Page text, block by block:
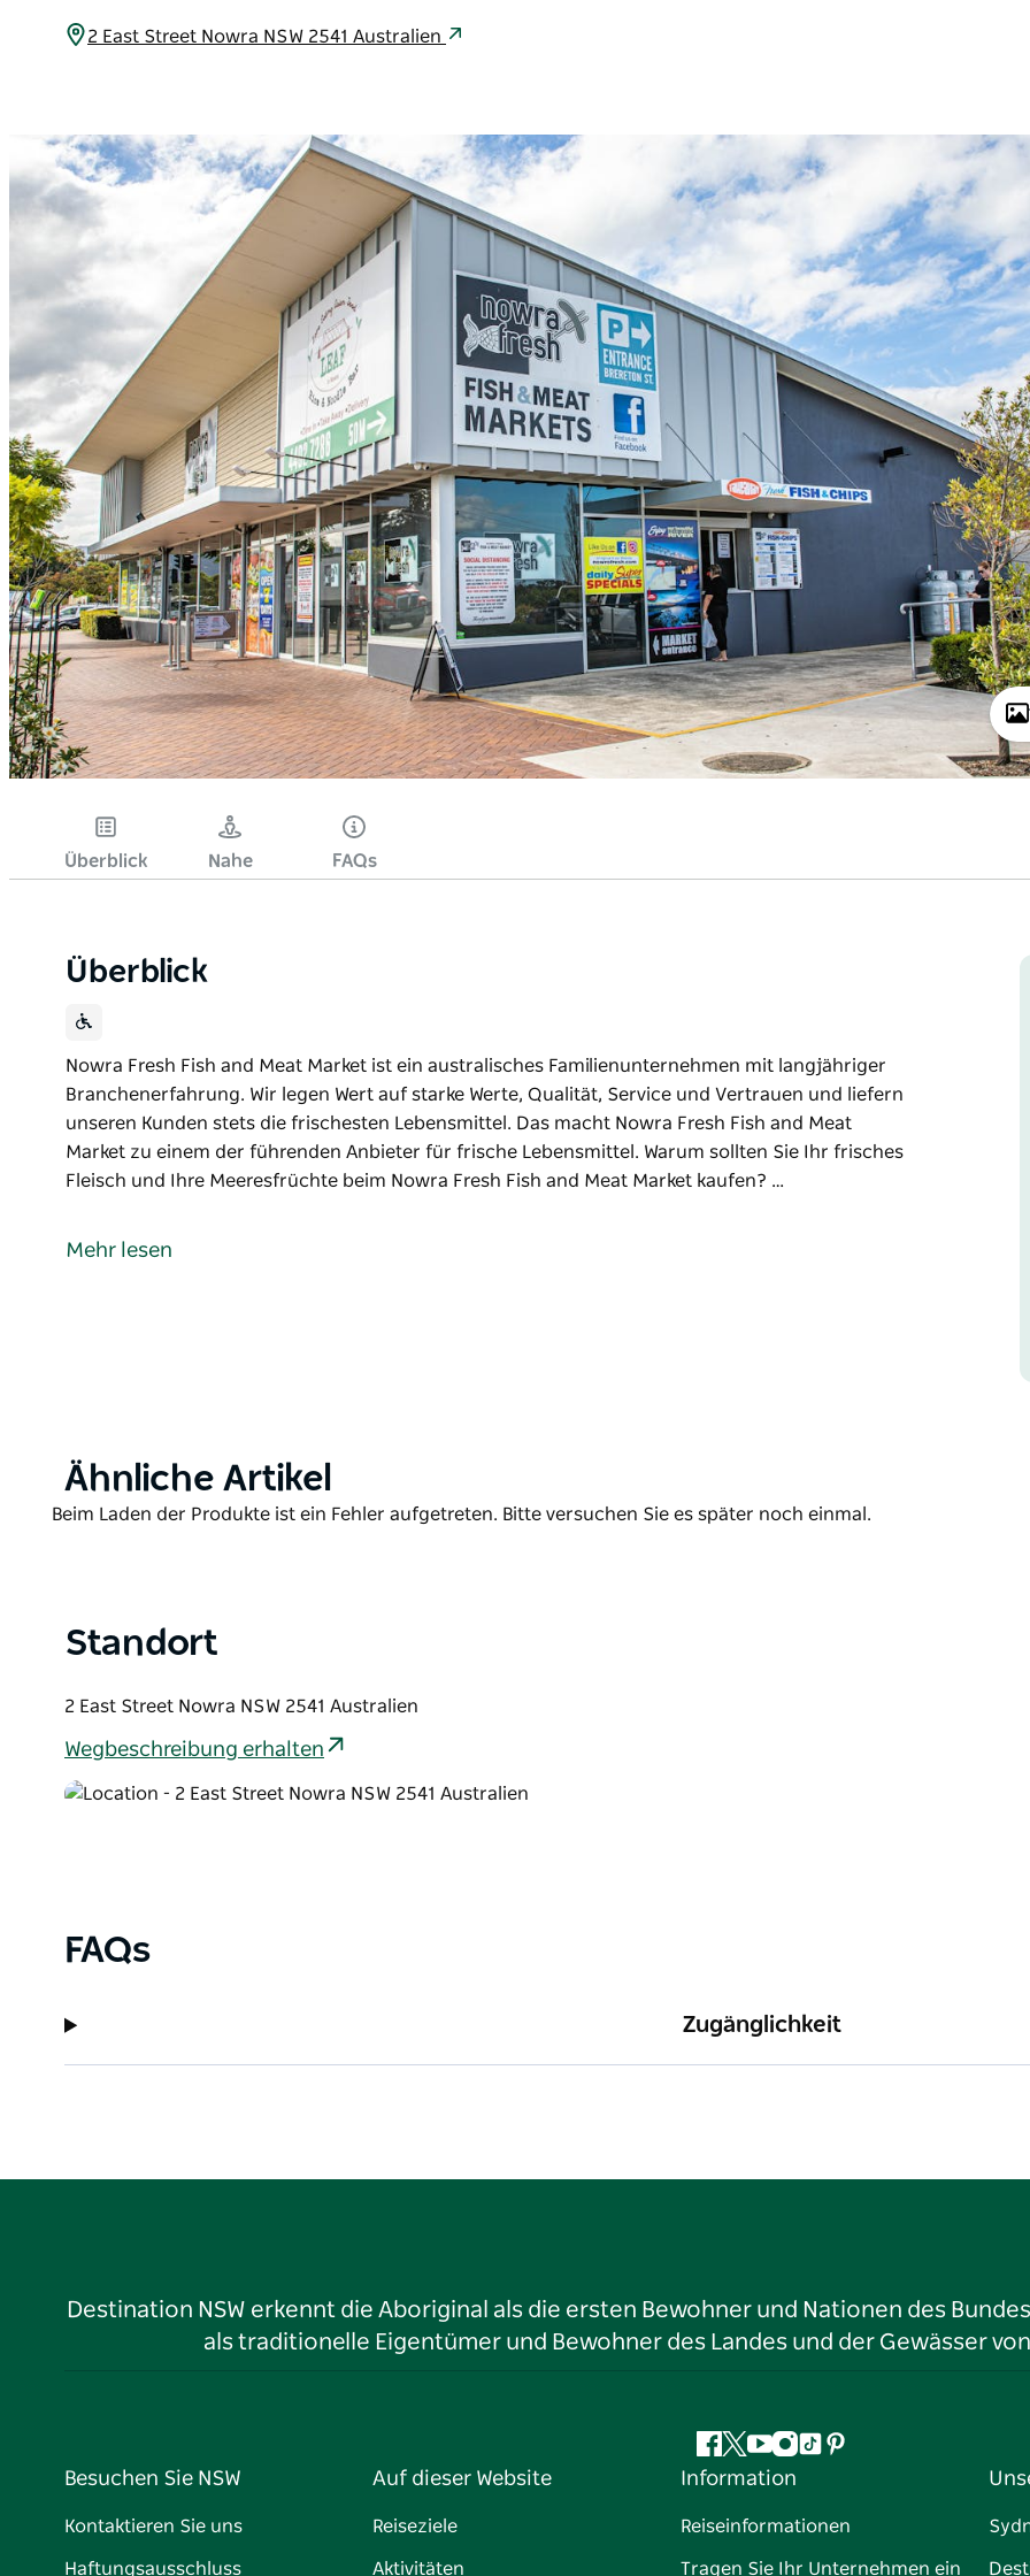
2 East Street Nowra NSW 2541 Australien
Überblick Nahe FAQs
Überblick
Nowra Fresh Fish and Meat Market ist ein australisches Familienunternehmen mit langjähriger
Branchenerfahrung. Wir legen Wert auf starke Werte, Qualität, Service und Vertrauen und liefern
unseren Kunden stets die frischesten Lebensmittel. Das macht Nowra Fresh Fish and Meat
Market zu einem der führenden Anbieter für frische Lebensmittel. Warum sollten Sie Ihr frisches
Fleisch und Ihre Meeresfrüchte beim Nowra Fresh Fish and Meat Market kaufen? …
Branchenerfahrung. Wir legen Wert auf starke Werte, Qualität, Service und Vertrauen und liefern
Geflügel und Wild aus der Region.
Mehr lesen
Product
Ähnliche Artikel
Product
Beim Laden der Produkte ist ein Fehler aufgetreten. Bitte versuchen Sie es später noch einmal.
Standort
2 East Street Nowra NSW 2541 Australien
Wegbeschreibung erhalten
FAQs
Zugänglichkeit
Destination NSW erkennt die Aboriginal als die ersten Bewohner und Nationen des
als traditionelle Eigentümer und Bewohner des Landes und der Gewässer
Facebook
Twitter
YouTube
Instagram
TikTokPinterest
Besuchen Sie NSW
Kontaktieren Sie uns
Haftungsausschluss
Auf dieser Website
Reiseziele
Aktivitäten
Information
Reiseinformationen
Tragen Sie Ihr Unternehmen ein